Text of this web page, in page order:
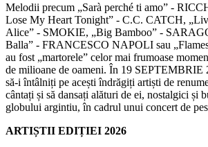
Melodii precum „Sarà perché ti amo” -
Lose My Heart Tonight” - C.C. CATCH,
Alice” - SMOKIE, „Big Bamboo” -
Balla” - FRANCESCO NAPOLI sau
au fost „martorele” celor mai frumoase
de milioane de oameni. În 19 SEPTEMBRIE
să-i întâlniți pe acești îndrăgiți artiști de
cântați și să dansați alături de ei, nostalgici și
globului argintiu, în cadrul unui concert de
ARTIȘTII EDIȚIEI 2026